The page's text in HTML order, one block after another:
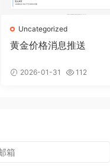
Uncategorized
黄金价格消息推送
2026-01-31 112